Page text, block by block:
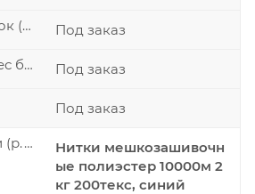
Под заказ
Цена от 30 коробок (р./шт.)
Под заказ
Наименование, вес бобины
Под заказ
Нитки мешкозашивочн
ые полиэстер 10000м 2
кг 200текс, синий
Цена от 1 коробки (р./шт.)